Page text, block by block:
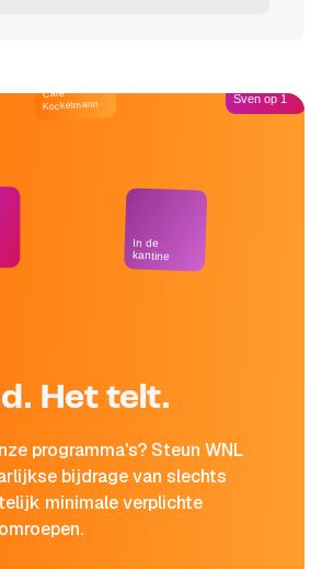
Het telt.
programma's? Steun WNL
bijdrage van slechts
minimale verplichte
Café
Kockelmann
In de
kantine
Sven op 1